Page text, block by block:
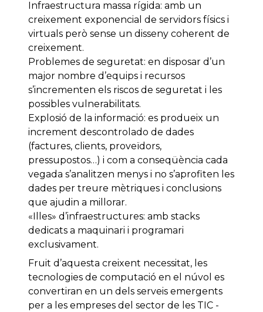
Infraestructura massa rígida: amb un
creixement exponencial de servidors físics i
virtuals però sense un disseny coherent de
creixement.
Problemes de seguretat: en disposar d’un
major nombre d’equips i recursos
s’incrementen els riscos de seguretat i les
possibles vulnerabilitats.
Explosió de la informació: es produeix un
increment descontrolado de dades
(factures, clients, proveïdors,
pressupostos…) i com a conseqüència cada
vegada s’analitzen menys i no s’aprofiten les
dades per treure mètriques i conclusions
que ajudin a millorar.
«Illes» d’infraestructures: amb stacks
dedicats a maquinari i programari
exclusivament.
Fruit d’aquesta creixent necessitat, les
tecnologies de computació en el núvol es
convertiran en un dels serveis emergents
per a les empreses del sector de les TIC -